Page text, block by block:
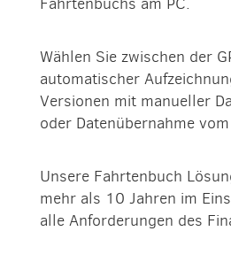
Wählen Sie zwischen der
automatischer
Versionen mit manueller
oder Datenübernahme
Unsere Fahrtenbuch
mehr als 10 Jahren im
alle Anforderungen des